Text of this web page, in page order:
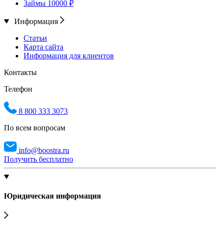
Займы 10000 ₽
Информация
Статьи
Карта сайта
Информация для клиентов
Контакты
Телефон
8 800 333 3073
По всем вопросам
info@boostra.ru
Получить бесплатно
Юридическая информация